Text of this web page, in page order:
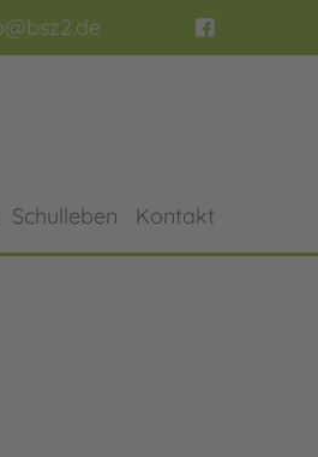
Schulleben Kontakt